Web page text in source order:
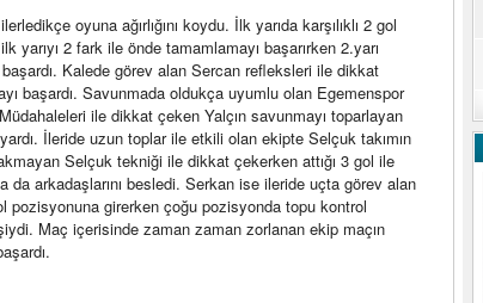
oyuna ağırlığını koydu. İlk yarıda karşılıklı 2 gol
2 fark ile önde tamamlamayı başarırken 2.yarı
Kalede görev alan Sercan refleksleri ile dikkat
başardı. Savunmada oldukça uyumlu olan Egemenspor
ile dikkat çeken Yalçın savunmayı toparlayan
İleride uzun toplar ile etkili olan ekipte Selçuk takımın
Selçuk tekniği ile dikkat çekerken attığı 3 gol ile
da arkadaşlarını besledi. Serkan ise ileride uçta görev alan
girerken çoğu pozisyonda topu kontrol
Maç içerisinde zaman zaman zorlanan ekip maçın